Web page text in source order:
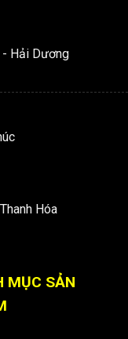
- Hải Dương
Hóa
MỤC SẢN